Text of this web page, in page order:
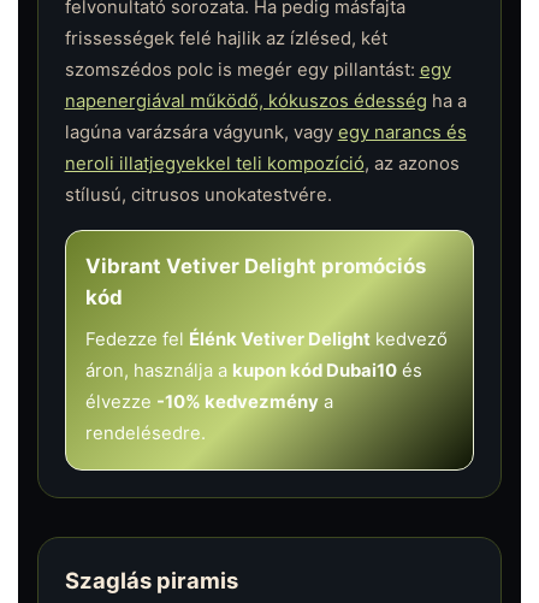
felvonultató sorozata. Ha pedig másfajta
frissességek felé hajlik az ízlésed, két
szomszédos polc is megér egy pillantást: egy
napenergiával működő, kókuszos édesség ha a
lagúna varázsára vágyunk, vagy egy narancs és
neroli illatjegyekkel teli kompozíció, az azonos
stílusú, citrusos unokatestvére.
Vibrant Vetiver Delight promóciós
kód
Fedezze fel Élénk Vetiver Delightkedvező
áron, használja a kupon kód Dubai10és
élvezze -10% kedvezménya
rendelésedre.
Szaglás piramis